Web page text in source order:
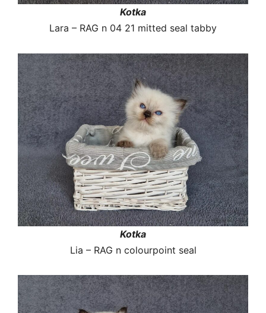
Kotka
Lara – RAG n 04 21 mitted seal tabby
Kotka
Lia – RAG n colourpoint seal